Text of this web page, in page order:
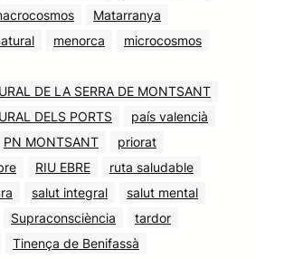
Matarranya
menorca
microcosmos
DE LA SERRA DE MONTSANT
DELS PORTS
país valencià
PN MONTSANT
priorat
RIU EBRE
ruta saludable
salut integral
salut mental
Supraconsciència
tardor
Tinença de Benifassà